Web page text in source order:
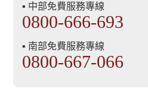
▪ 中部免費服務專線
0800-666-693
▪ 南部免費服務專線
0800-667-066